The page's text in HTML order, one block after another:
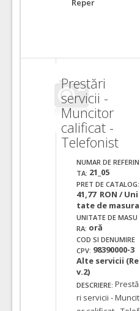
Prestări
servicii -
Muncitor
calificat -
Telefonist
NUMAR DE REFERIN
TA: 21_05
PRET DE CATALOG:
41,77 RON / Uni
tate de masura
UNITATE DE MASU
RA: oră
COD SI DENUMIRE
CPV: 98390000-3
Alte servicii (Re
v.2)
DESCRIERE: Prestă
ri servicii - Muncit